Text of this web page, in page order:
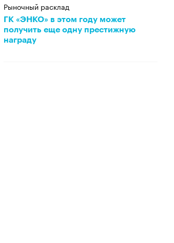
Рыночный расклад
ГК «ЭНКО» в этом году может
получить еще одну престижную
награду